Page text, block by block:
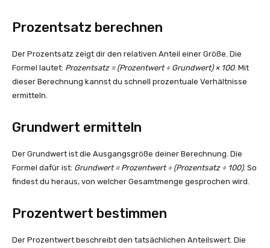
Prozentsatz berechnen
Der Prozentsatz zeigt dir den relativen Anteil einer Größe. Die
Formel lautet: Prozentsatz = (Prozentwert ÷ Grundwert) × 100. Mit
dieser Berechnung kannst du schnell prozentuale Verhältnisse
ermitteln.
Grundwert ermitteln
Der Grundwert ist die Ausgangsgröße deiner Berechnung. Die
Formel dafür ist: Grundwert = Prozentwert ÷ (Prozentsatz ÷ 100). So
findest du heraus, von welcher Gesamtmenge gesprochen wird.
Prozentwert bestimmen
Der Prozentwert beschreibt den tatsächlichen Anteilswert. Die